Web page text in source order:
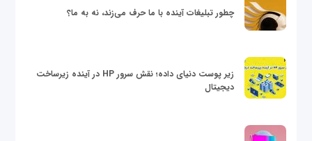
چطور تبلیغات آینده با ما حرف می‌زند، نه به ما؟
زیر پوست دنیای داده؛ نقش سرور HP در آینده زیرساخت
دیجیتال